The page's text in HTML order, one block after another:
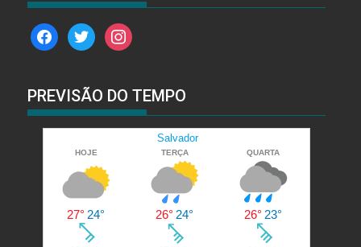
facebooktwitterinstagram
PREVISÃO DO TEMPO